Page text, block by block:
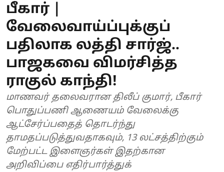
பீகார் |
வேலைவாய்ப்புக்குப்
பதிலாக லத்தி சார்ஜ்..
பாஜகவை விமர்சித்த
ராகுல் காந்தி!
மாணவர் தலைவரான திலீப் குமார், பீகார்
பொதுப்பணி ஆணையம் வேலைக்கு
ஆட்சேர்ப்பதைத் தொடர்ந்து
தாமதப்படுத்துவதாகவும், 13 லட்சத்திற்கும்
மேற்பட்ட இளைஞர்கள் இதற்கான
அறிவிப்பை எதிர்பார்த்துக்